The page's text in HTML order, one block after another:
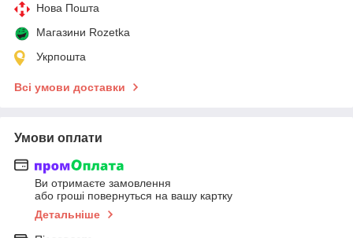
Нова Пошта
Магазини Rozetka
Укрпошта
Всі умови доставки
Умови оплати
Ви отримаєте замовлення
або гроші повернуться на вашу картку
Детальніше